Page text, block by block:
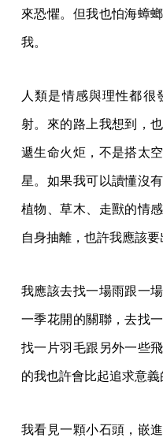
來恐懼。但我也怕海蟑
我。
人類是情感與理性都很
射。來的路上我想到，
遞生命火炬，不是搭太
星。如果我可以讀懂沒
植物、草木、走獸的情
自身抽離，也許我應該要
我應該去找一場雨跟一
一季花開的關聯，去找
找一片羽毛跟另外一些
的我也許會比起追求意義
我看見一顆小石頭，嵌